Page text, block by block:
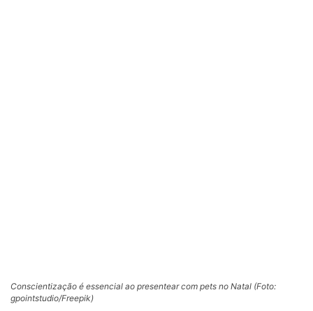
Conscientização é essencial ao presentear com pets no Natal (Foto:
gpointstudio/Freepik)